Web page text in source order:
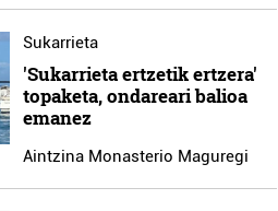
Sukarrieta
'Sukarrieta ertzetik ertzera'
topaketa, ondareari balioa
emanez
Aintzina Monasterio Maguregi